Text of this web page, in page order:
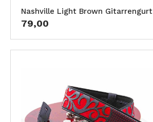
Nashville Light Brown Gitarrengurt
79,00